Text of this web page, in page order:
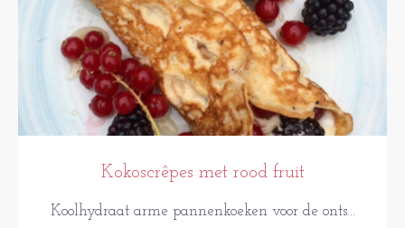
Kokoscrêpes met rood fruit
Koolhydraat arme pannenkoeken voor de onts...